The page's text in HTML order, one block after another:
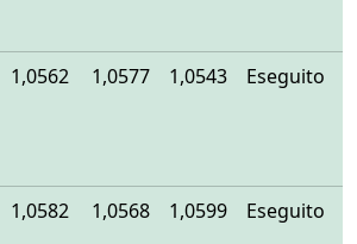
1,0562 1,0577 1,0543 Eseguito
1,0582 1,0568 1,0599 Eseguito